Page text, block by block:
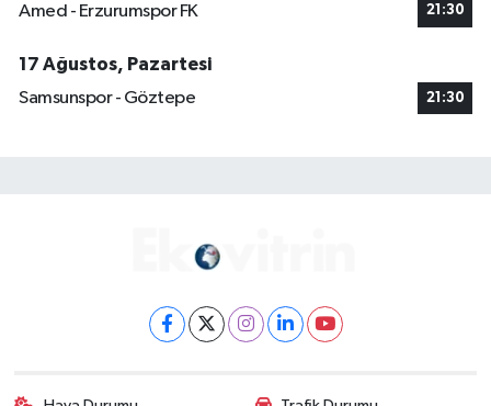
Amed - Erzurumspor FK 21:30
17 Ağustos, Pazartesi
Samsunspor - Göztepe
21:30